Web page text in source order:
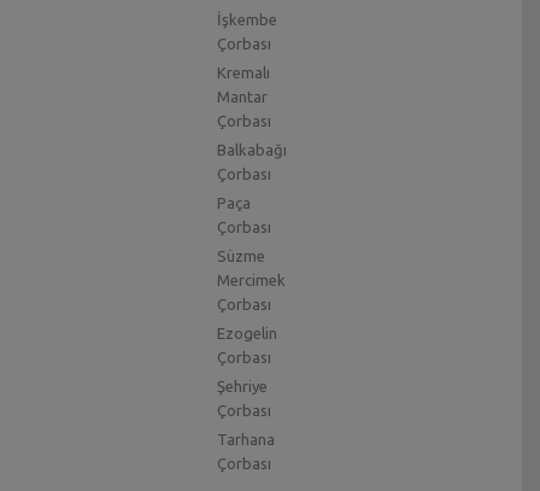
İşkembe
Çorbası
Kremalı
Mantar
Çorbası
Balkabağı
Çorbası
Paça
Çorbası
Süzme
Mercimek
Çorbası
Ezogelin
Çorbası
Şehriye
Çorbası
Tarhana
Çorbası